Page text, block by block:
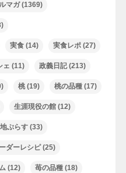
マガ(1369)
実食(14) 実食レポ(27)
ェ (11) 政義日記(213)
桃(19) 桃の品種(17)
生涯現役の館(12)
ぷらす(33)
ダーレシピ(25)
(12) 苺の品種(18)